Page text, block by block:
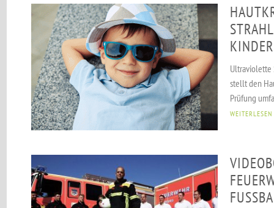
Ultraviolette
stellt den
Prüfung
WEITERLESEN